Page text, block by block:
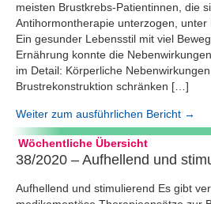
meisten Brustkrebs-Patientinnen, die
Antihormontherapie unterzogen, unter
Ein gesunder Lebensstil mit viel
Ernährung konnte die
im Detail: Körperliche
Brustrekonstruktion schränken […]
Weiter zum ausführlichen Bericht →
Wöchentliche Übersicht
38/2020 – Aufhellend und
Aufhellend und stimulierend Es gibt